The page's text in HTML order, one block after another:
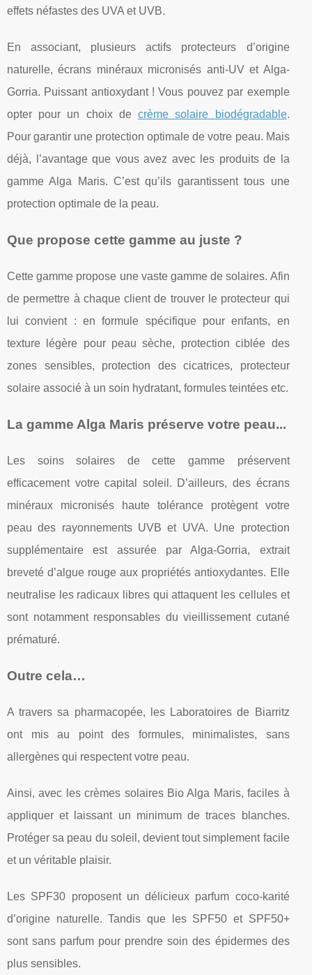
effets néfastes des UVA et UVB.
En associant, plusieurs actifs protecteurs d’origine
naturelle, écrans minéraux micronisés anti-UV et Alga-
Gorria. Puissant antioxydant ! Vous pouvez par exemple
opter pour un choix decrème solaire biodégradable.
Pour garantir une protection optimale de votre peau. Mais
déjà, l’avantage que vous avez avec les produits de la
gamme Alga Maris. C’est qu’ils garantissent tous une
protection optimale de la peau.
Que propose cette gamme au juste ?
Cette gamme propose une vaste gamme de solaires. Afin
de permettre à chaque client de trouver le protecteur qui
lui convient : en formule spécifique pour enfants, en
texture légère pour peau sèche, protection ciblée des
zones sensibles, protection des cicatrices, protecteur
solaire associé à un soin hydratant, formules teintées etc.
La gamme Alga Maris préserve votre peau...
Les soins solaires de cette gamme préservent
efficacement votre capital soleil. D’ailleurs, des écrans
minéraux micronisés haute tolérance protègent votre
peau des rayonnements UVB et UVA. Une protection
supplémentaire est assurée par Alga-Gorria, extrait
breveté d’algue rouge aux propriétés antioxydantes. Elle
neutralise les radicaux libres qui attaquent les cellules et
sont notamment responsables du vieillissement cutané
prématuré.
Outre cela…
A travers sa pharmacopée, les Laboratoires de Biarritz
ont mis au point des formules, minimalistes, sans
allergènes qui respectent votre peau.
Ainsi, avec les crèmes solaires Bio Alga Maris, faciles à
appliquer et laissant un minimum de traces blanches.
Protéger sa peau du soleil, devient tout simplement facile
et un véritable plaisir.
Les SPF30 proposent un délicieux parfum coco-karité
d’origine naturelle. Tandis que les SPF50 et SPF50+
sont sans parfum pour prendre soin des épidermes des
plus sensibles.